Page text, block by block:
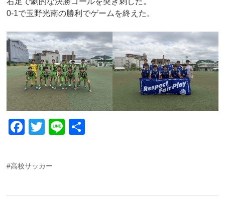
0-1で玉野光南の勝利でゲームを終えた。
F
c
e
b
T
Li
#高校サッカー